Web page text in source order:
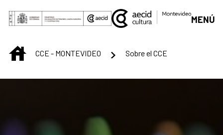
Saut au contenu principal
MENÚ
INICIOCCE - MONTEVIDEO Sobre el CCE